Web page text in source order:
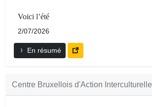
Voici l’été
2/07/2026
En résumé
Centre Bruxellois d'Action Interculturelle